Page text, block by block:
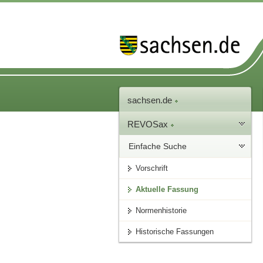
sachsen.de
REVOSax
Einfache Suche
Vorschrift
Aktuelle Fassung
Normenhistorie
Historische Fassungen